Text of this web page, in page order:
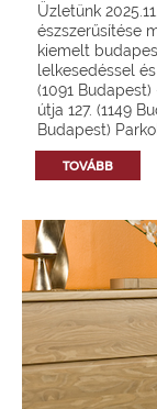
Üzletünk
észszerűsítése
kiemelt
lelkesedéssel
(1091
útja 127. (1149
Budapest)
TOVÁBB